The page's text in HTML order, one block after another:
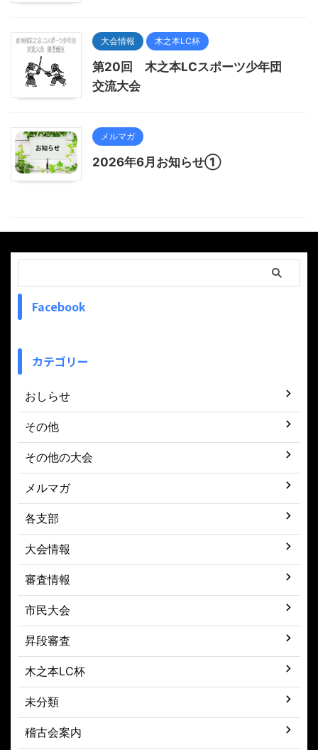
大会情報 木之本LC杯
第20回 木之本LCスポーツ少年団
交流大会
メルマガ
2026年6月お知らせ①
Facebook
カテゴリー
おしらせ
その他
その他の大会
メルマガ
各支部
大会情報
審査情報
市民大会
昇段審査
木之本LC杯
未分類
稽古会案内